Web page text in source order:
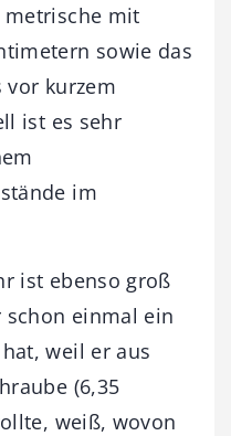
metrische mit
sowie das
vor kurzem
ist es sehr
im
ist ebenso groß
schon einmal ein
weil er aus
(6,35
weiß, wovon